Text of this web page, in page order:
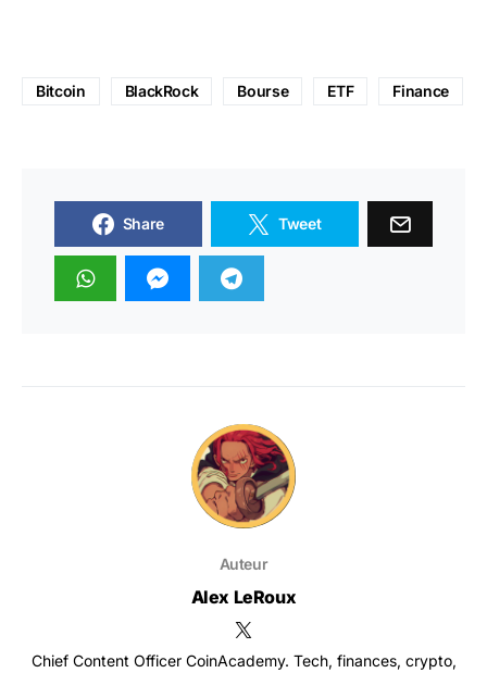
Bitcoin BlackRock Bourse ETF Finance
Share Tweet
Auteur
Alex LeRoux
Chief Content Officer CoinAcademy. Tech, finances, crypto,